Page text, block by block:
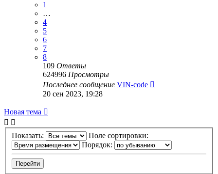
1
…
4
5
6
7
8
109 Ответы
624996 Просмотры
Последнее сообщение VIN-code
20 сен 2023, 19:28
Новая тема
Показать:
Поле сортировки:
Порядок: